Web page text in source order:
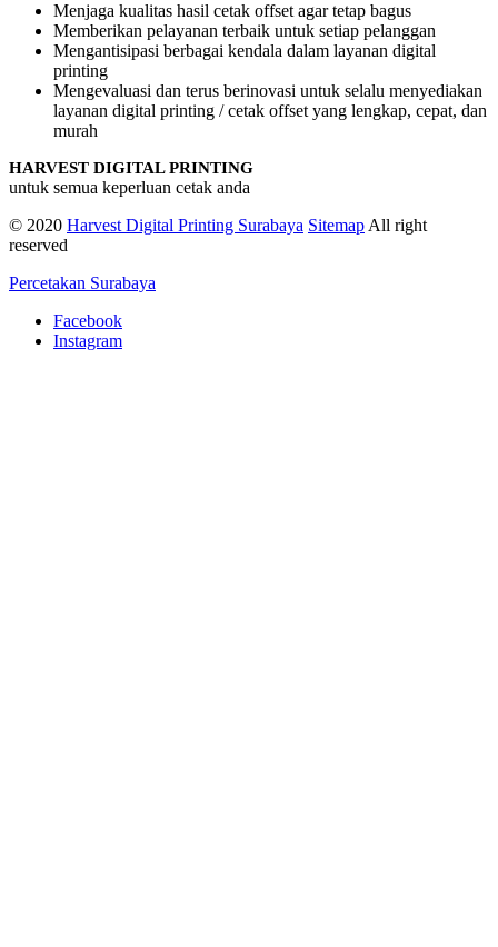
Menjaga kualitas hasil cetak offset agar tetap bagus
Memberikan pelayanan terbaik untuk setiap pelanggan
Mengantisipasi berbagai kendala dalam layanan digital
printing
Mengevaluasi dan terus berinovasi untuk selalu menyediakan
layanan digital printing / cetak offset yang lengkap, cepat, dan
murah
HARVEST DIGITAL PRINTING
untuk semua keperluan cetak anda
© 2020 Harvest Digital Printing Surabaya Sitemap All right
reserved
Percetakan Surabaya
Facebook
Instagram